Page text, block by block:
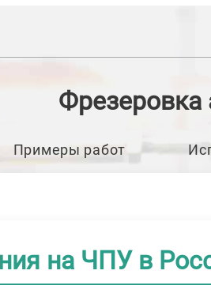
Примеры работ
на ЧПУ в